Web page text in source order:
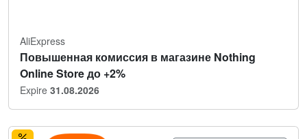
AliExpress
Повышенная комиссия в магазине Nothing
Online Store до +2%
Expire 31.08.2026